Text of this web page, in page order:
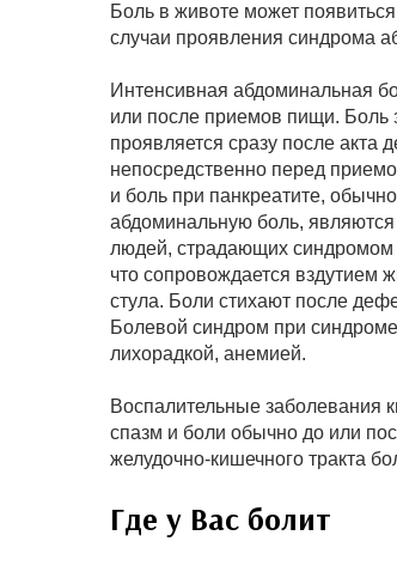
Боль в животе может
случаи проявления синдрома
Интенсивная абдоминальная
или после приемов пищи. Боль
проявляется сразу после акта
непосредственно перед
и боль при панкреатите,
абдоминальную боль,
людей, страдающих синдромом
что сопровождается вздутием
стула. Боли стихают после
Болевой синдром при
лихорадкой, анемией.
Воспалительные заболевания
спазм и боли обычно до или
желудочно-кишечного тракта
Где у Вас болит